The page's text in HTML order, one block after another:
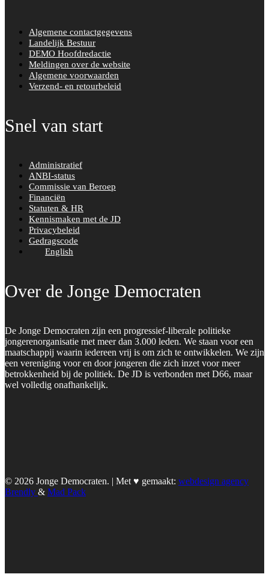
Algemene contactgegevens
Landelijk Bestuur
DEMO Hoofdredactie
Meldingen over de website
Algemene voorwaarden
Verzend- en retourbeleid
Snel van start
Administratief
ANBI-status
Commissie van Beroep
Financiën
Statuten & HR
Kennismaken met de JD
Privacybeleid
Gedragscode
English
Over de Jonge Democraten
De Jonge Democraten zijn een progressief-liberale politieke
jongerenorganisatie met meer dan 3.000 leden. We staan voor een
maatschappij waarin iedereen vrij is om zich te ontwikkelen. We zijn
een vereniging voor en door jongeren die zich inzet voor meer
betrokkenheid bij de politiek. De JD is verbonden met D66, maar
wel volledig onafhankelijk.
© 2026 Jonge Democraten. | Met ♥︎ gemaakt: webdesign agency
Brendly & Mad Pack